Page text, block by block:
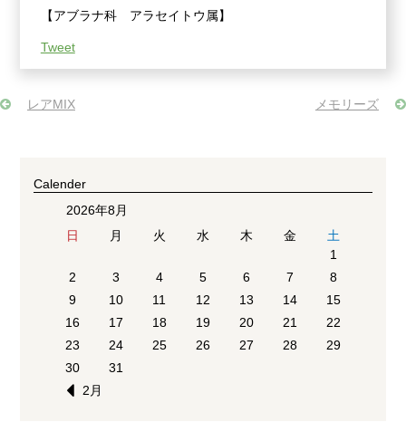
【アブラナ科 アラセイトウ属】
Tweet
レアMIX メモリーズ
Calender
2026年8月
日
月 火 水 木 金 土
2月
1
2
3 4 5 6 7
8
9
10 11 12 13 14
15
16
17 18 19 20 21
22
23
24 25 26 27 28
29
30
31